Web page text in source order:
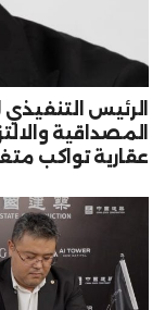
المصداقية
عقارية تواكب